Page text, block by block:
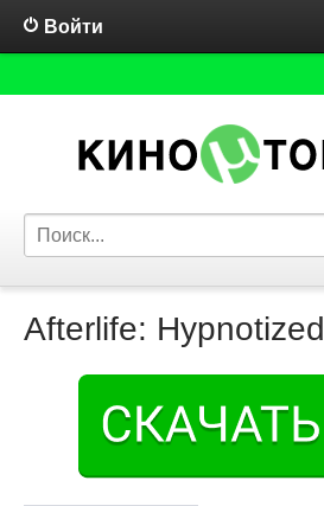
Войти
Afterlife: Hypnotized